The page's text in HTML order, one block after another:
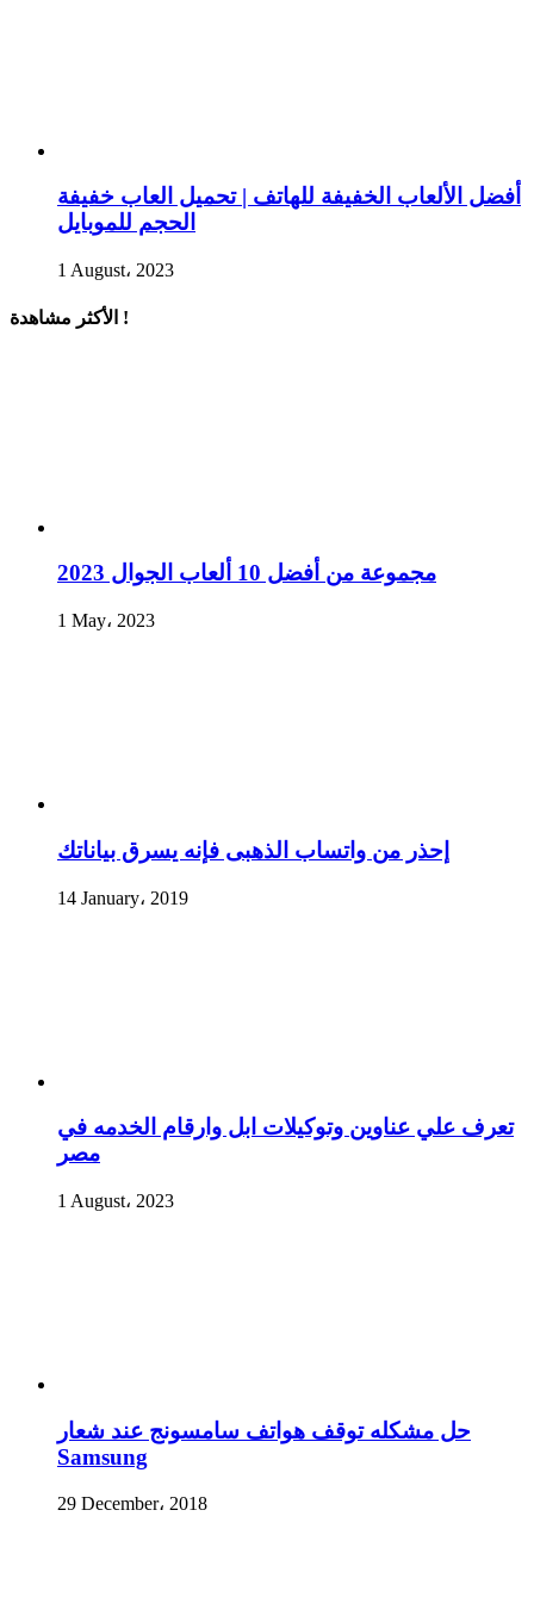
أفضل الألعاب الخفيفة للهاتف | تحميل العاب خفيفة
الحجم للموبايل
1 August، 2023
الأكثر مشاهدة !
مجموعة من أفضل 10 ألعاب الجوال 2023
1 May، 2023
إحذر من واتساب الذهبى فإنه يسرق بياناتك
14 January، 2019
تعرف علي عناوين وتوكيلات ابل وارقام الخدمه في
مصر
1 August، 2023
حل مشكله توقف هواتف سامسونج عند شعار
Samsung
29 December، 2018